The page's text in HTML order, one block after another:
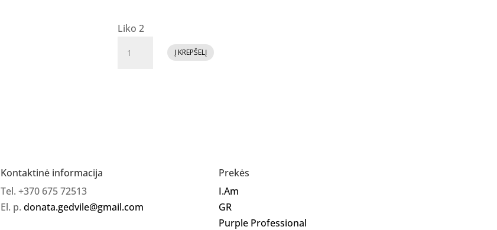
Liko 2
kiekis:
Į KREPŠELĮ
Kontaktinė informacija
Tel. +370 675 72513
El. p. donata.gedvile@gmail.com
Prekės
I.Am
GR
Purple Professional